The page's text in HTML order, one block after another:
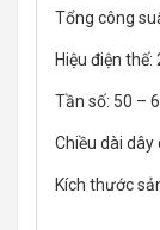
Tổng công
Hiệu điện thế:
Tần số: 50 –
Chiều dài
Kích thước